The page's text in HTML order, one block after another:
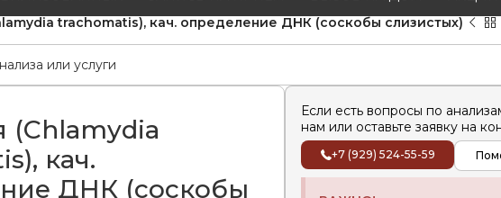
trachomatis), кач. определение ДНК (соскобы слизистых)
(Chlamydia
кач.
ДНК (соскобы
Если есть вопросы по
нам или оставьте заявку на
+7 (929) 524-55-59